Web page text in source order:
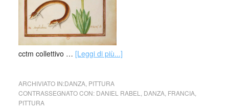
cctm collettivo … [Leggi di più...]
ARCHIVIATO IN:DANZA, PITTURA
CONTRASSEGNATO CON: DANIEL RABEL DANZA, FRANCIA,
PITTURA